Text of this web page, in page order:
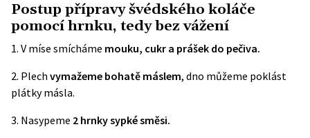
Postup přípravy švédského koláče
pomocí hrnku, tedy bez vážení
1. V míse smícháme mouku, cukr a prášek do pečiva.
2. Plech vymažeme bohatě máslem, dno můžeme poklást
plátky másla.
3. Nasypeme 2 hrnky sypké směsi.